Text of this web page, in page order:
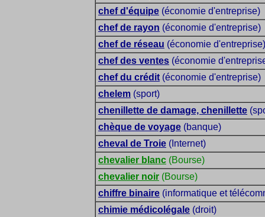
chef d'équipe (économie d'entreprise)
chef de rayon (économie d'entreprise)
chef de réseau (économie d'entreprise)
chef des ventes (économie
chef du crédit (économie d'entreprise)
chelem (sport)
chenillette de damage, chenillette
chèque de voyage (banque)
cheval de Troie (Internet)
chevalier blanc (Bourse)
chevalier noir (Bourse)
chiffre binaire (informatique et
chimie médicolégale (droit)